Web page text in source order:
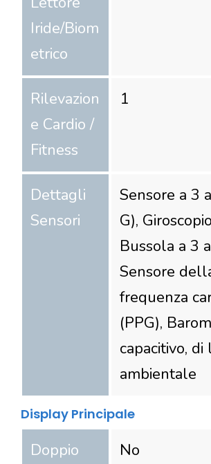
Iride/Biom
etrico
Rilevazion
e Cardio /
Fitness
1
Dettagli
Sensori
Sensore a 3
G),
Bussola a 3
Sensore
frequenza
(PPG),
capacitivo, di
ambientale
Display Principale
Doppio
No